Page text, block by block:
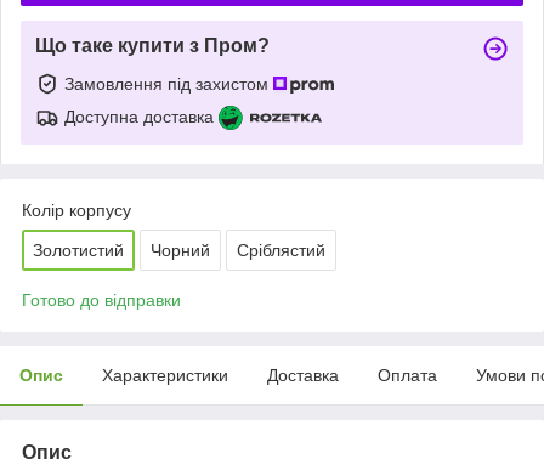
Що таке купити з Пром?
Замовлення під захистом
Доступна доставка
Колір корпусу
Золотистий Чорний Сріблястий
Готово до відправки
Опис Характеристики Доставка Оплата Умови
Опис